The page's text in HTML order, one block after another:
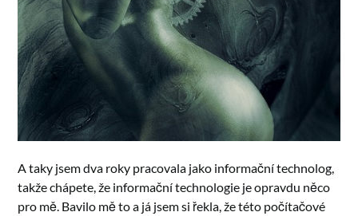
A taky jsem dva roky pracovala jako informační technolog,
takže chápete, že informační technologie je opravdu něco
pro mě. Bavilo mě to a já jsem si řekla, že této počítačové